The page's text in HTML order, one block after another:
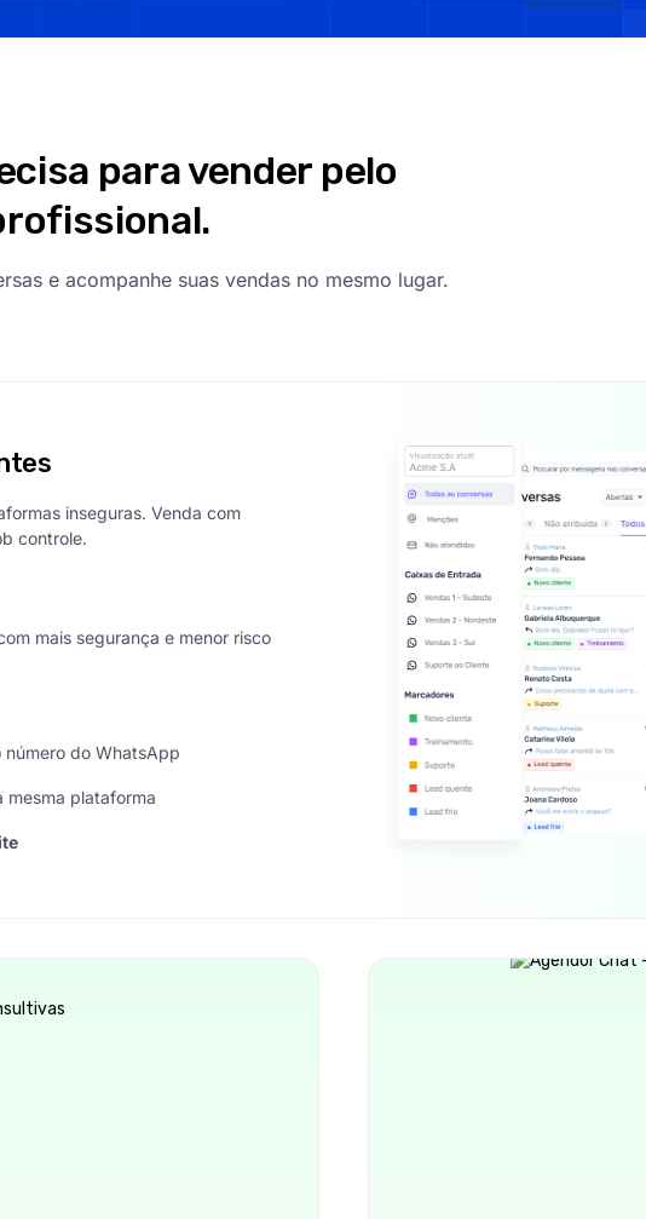
para vender pelo
e acompanhe suas vendas no mesmo lugar.
inseguras. Venda com
controle.
mais segurança e menor risco
número do WhatsApp
mesma plataforma